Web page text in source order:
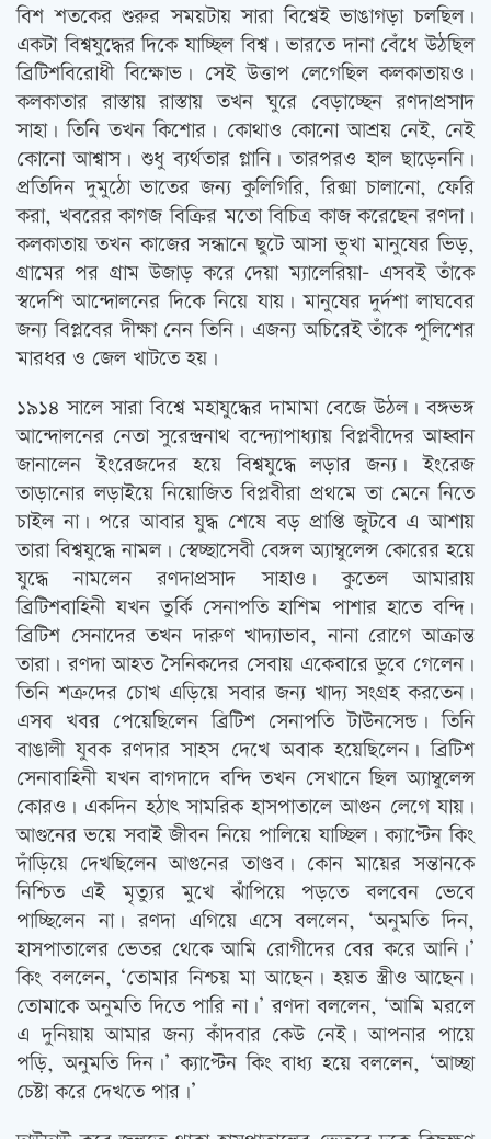
বিশ শতকের শুরুর সময়টায় সারা বিশ্বেই ভাঙাগড়া চলছিল।
একটা বিশ্বযুদ্ধের দিকে যাচ্ছিল বিশ্ব। ভারতে দানা বেঁধে উঠছিল
ব্রিটিশবিরোধী বিক্ষোভ। সেই উত্তাপ লেগেছিল কলকাতায়ও।
কলকাতার রাস্তায় রাস্তায় তখন ঘুরে বেড়াচ্ছেন রণদাপ্রসাদ
সাহা। তিনি তখন কিশোর। কোথাও কোনো আশ্রয় নেই, নেই
কোনো আশ্বাস। শুধু ব্যর্থতার গ্লানি। তারপরও হাল ছাড়েননি।
প্রতিদিন দুমুঠো ভাতের জন্য কুলিগিরি, রিক্সা চালানো, ফেরি
করা, খবরের কাগজ বিক্রির মতো বিচিত্র কাজ করেছেন রণদা।
কলকাতায় তখন কাজের সন্ধানে ছুটে আসা ভুখা মানুষের ভিড়,
গ্রামের পর গ্রাম উজাড় করে দেয়া ম্যালেরিয়া- এসবই তাঁকে
স্বদেশি আন্দোলনের দিকে নিয়ে যায়। মানুষের দুর্দশা লাঘবের
জন্য বিপ্লবের দীক্ষা নেন তিনি। এজন্য অচিরেই তাঁকে পুলিশের
মারধর ও জেল খাটতে হয়।
১৯১৪ সালে সারা বিশ্বে মহাযুদ্ধের দামামা বেজে উঠল। বঙ্গভঙ্গ
আন্দোলনের নেতা সুরেন্দ্রনাথ বন্দ্যোপাধ্যায় বিপ্লবীদের আহ্বান
জানালেন ইংরেজদের হয়ে বিশ্বযুদ্ধে লড়ার জন্য। ইংরেজ
তাড়ানোর লড়াইয়ে নিয়োজিত বিপ্লবীরা প্রথমে তা মেনে নিতে
চাইল না। পরে আবার যুদ্ধ শেষে বড় প্রাপ্তি জুটবে এ আশায়
তারা বিশ্বযুদ্ধে নামল। স্বেচ্ছাসেবী বেঙ্গল অ্যাম্বুলেন্স কোরের হয়ে
যুদ্ধে নামলেন রণদাপ্রসাদ সাহাও। কুতেল আমারায়
ব্রিটিশবাহিনী যখন তুর্কি সেনাপতি হাশিম পাশার হাতে বন্দি।
ব্রিটিশ সেনাদের তখন দারুণ খাদ্যাভাব, নানা রোগে আক্রান্ত
তারা। রণদা আহত সৈনিকদের সেবায় একেবারে ডুবে গেলেন।
তিনি শত্রুদের চোখ এড়িয়ে সবার জন্য খাদ্য সংগ্রহ করতেন।
এসব খবর পেয়েছিলেন ব্রিটিশ সেনাপতি টাউনসেন্ড। তিনি
বাঙালী যুবক রণদার সাহস দেখে অবাক হয়েছিলেন। ব্রিটিশ
সেনাবাহিনী যখন বাগদাদে বন্দি তখন সেখানে ছিল অ্যাম্বুলেন্স
কোরও। একদিন হঠাত্‍ সামরিক হাসপাতালে আগুন লেগে যায়।
আগুনের ভয়ে সবাই জীবন নিয়ে পালিয়ে যাচ্ছিল। ক্যাপ্টেন কিং
দাঁড়িয়ে দেখছিলেন আগুনের তাণ্ডব। কোন মায়ের সন্তানকে
নিশ্চিত এই মৃত্যুর মুখে ঝাঁপিয়ে পড়তে বলবেন ভেবে
পাচ্ছিলেন না। রণদা এগিয়ে এসে বললেন, ‘অনুমতি দিন,
হাসপাতালের ভেতর থেকে আমি রোগীদের বের করে আনি।’
কিং বললেন, ‘তোমার নিশ্চয় মা আছেন। হয়ত স্ত্রীও আছেন।
তোমাকে অনুমতি দিতে পারি না।’ রণদা বললেন, ‘আমি মরলে
এ দুনিয়ায় আমার জন্য কাঁদবার কেউ নেই। আপনার পায়ে
পড়ি, অনুমতি দিন।’ ক্যাপ্টেন কিং বাধ্য হয়ে বললেন, ‘আচ্ছা
চেষ্টা করে দেখতে পার।’